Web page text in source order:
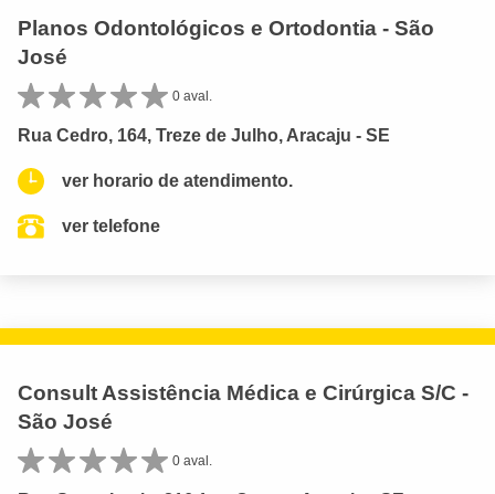
Planos Odontológicos e Ortodontia - São
José
0 aval.
Rua Cedro, 164, Treze de Julho, Aracaju - SE
ver horario de atendimento.
ver telefone
Consult Assistência Médica e Cirúrgica S/C -
São José
0 aval.